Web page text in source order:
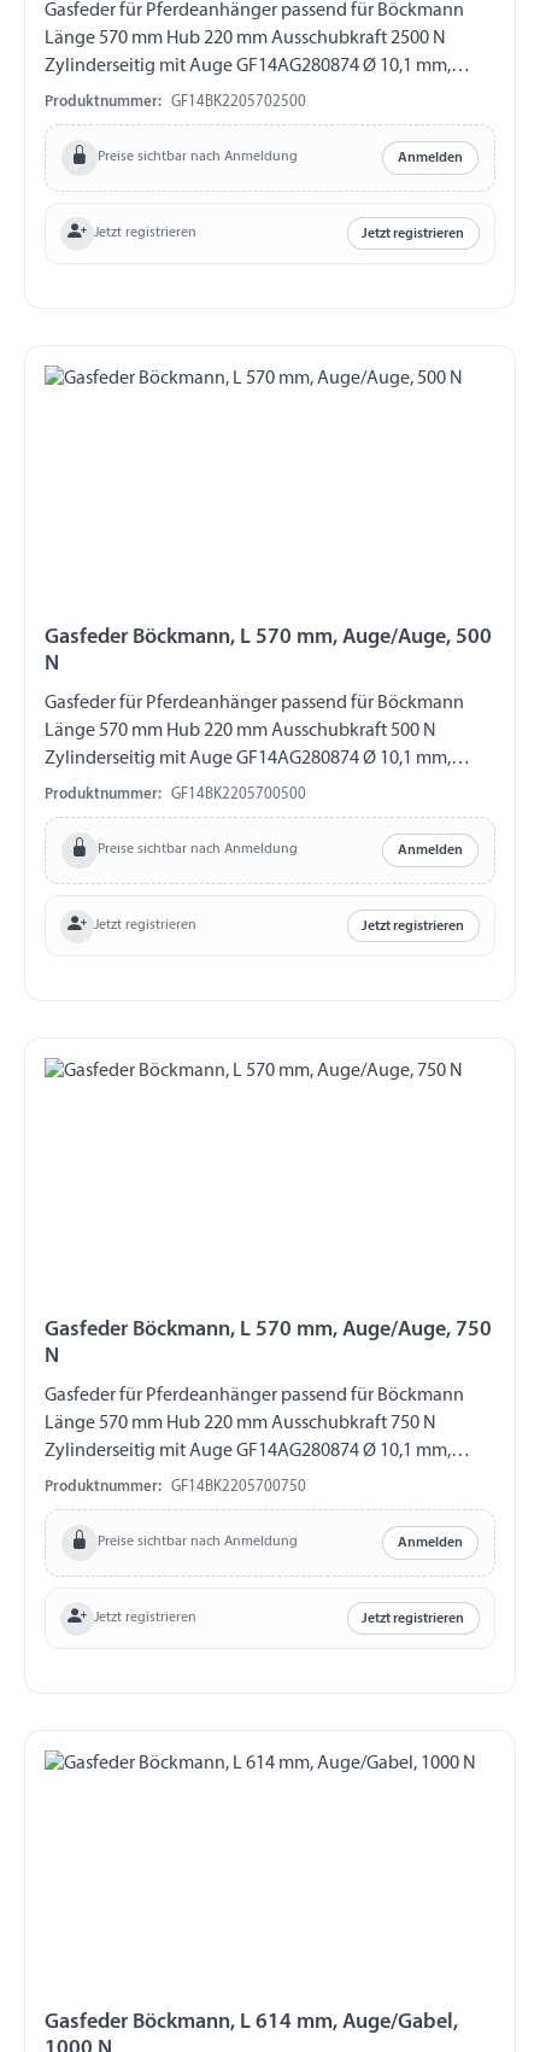
Gasfeder für Pferdeanhänger passend für Böckmann
Länge 570 mm Hub 220 mm Ausschubkraft 2500 N
Zylinderseitig mit Auge GF14AG280874 Ø 10,1 mm,
Länge 16 mm, M8 Kolbenstangenseitig mit Auge
GF14AG280841 Ø 8,1 mm, Länge 16 mm, M10
Produktnummer: GF14BK2205702500
Preise sichtbar nach Anmeldung Anmelden
Jetzt registrieren Jetzt registrieren
Gasfeder Böckmann, L 570 mm, Auge/Auge, 500
N
Gasfeder für Pferdeanhänger passend für Böckmann
Länge 570 mm Hub 220 mm Ausschubkraft 500 N
Zylinderseitig mit Auge GF14AG280874 Ø 10,1 mm,
Länge 16 mm, M8 Kolbenstangenseitig mit Auge
GF14AG280841 Ø 8,1 mm, Länge 16 mm, M10
Produktnummer: GF14BK2205700500
Preise sichtbar nach Anmeldung Anmelden
Jetzt registrieren Jetzt registrieren
Gasfeder Böckmann, L 570 mm, Auge/Auge, 750
N
Gasfeder für Pferdeanhänger passend für Böckmann
Länge 570 mm Hub 220 mm Ausschubkraft 750 N
Zylinderseitig mit Auge GF14AG280874 Ø 10,1 mm,
Länge 16 mm, M8 Kolbenstangenseitig mit Auge
GF14AG280841 Ø 8,1 mm, Länge 16 mm, M10
Produktnummer: GF14BK2205700750
Preise sichtbar nach Anmeldung Anmelden
Jetzt registrieren Jetzt registrieren
Gasfeder Böckmann, L 614 mm, Auge/Gabel,